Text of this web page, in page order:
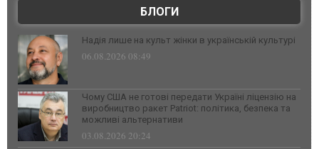
БЛОГИ
Надія лише на культ жінки в українській культурі
06.08.2026 08:49
Чому США не готові передати Україні ліцензію на
виробництво ракет Patriot: політика, безпека та
можливі альтернативи
03.08.2026 20:24